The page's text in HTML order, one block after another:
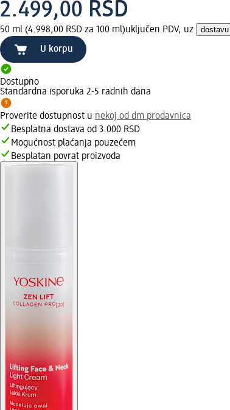
2.499,00 RSD
50 ml (4.998,00 RSD za 100 ml)uključen PDV, uz dostavu
U korpu
Dostupno
Standardna isporuka 2-5 radnih dana
Proverite dostupnost u nekoj od dm prodavnica
Besplatna dostava od 3.000 RSD
Mogućnost plaćanja pouzećem
Besplatan povrat proizvoda